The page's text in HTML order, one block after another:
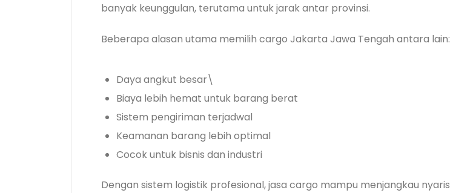
banyak keunggulan, terutama untuk jarak antar provinsi.
Beberapa alasan utama memilih cargo Jakarta Jawa Tengah antara lain:
Daya angkut besar\
Biaya lebih hemat untuk barang berat
Sistem pengiriman terjadwal
Keamanan barang lebih optimal
Cocok untuk bisnis dan industri
Dengan sistem logistik profesional, jasa cargo mampu menjangkau nyaris